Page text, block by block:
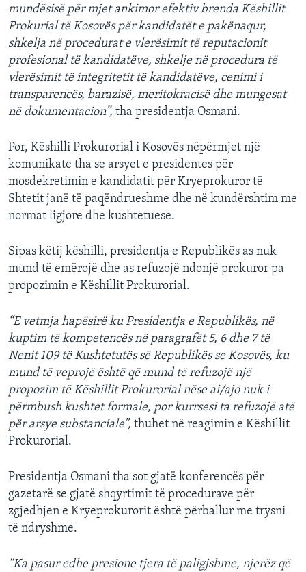
mundësisë për mjet ankimor efektiv brenda Këshillit
Prokurial të Kosovës për kandidatët e pakënaqur,
shkelja në procedurat e vlerësimit të reputacionit
profesional të kandidatëve, shkelje në procedura të
vlerësimit të integritetit të kandidatëve, cenimi i
transparencës, barazisë, meritokracisë dhe mungesat
në dokumentacion”, tha presidentja Osmani.
Por, Këshilli Prokurorial i Kosovës nëpërmjet një
komunikate tha se arsyet e presidentes për
mosdekretimin e kandidatit për Kryeprokuror të
Shtetit janë të paqëndrueshme dhe në kundërshtim me
normat ligjore dhe kushtetuese.
Sipas këtij këshilli, presidentja e Republikës as nuk
mund të emërojë dhe as refuzojë ndonjë prokuror pa
propozimin e Këshillit Prokurorial.
“E vetmja hapësirë ku Presidentja e Republikës, në
kuptim të kompetencës në paragrafët 5, 6 dhe 7 të
Nenit 109 të Kushtetutës së Republikës se Kosovës, ku
mund të veprojë është që mund të refuzojë një
propozim të Këshillit Prokurorial nëse ai/ajo nuk i
përmbush kushtet formale, por kurrsesi ta refuzojë atë
për arsye substanciale”, thuhet në reagimin e Këshillit
Prokurorial.
Presidentja Osmani tha sot gjatë konferencës për
gazetarë se gjatë shqyrtimit të procedurave për
zgjedhjen e Kryeprokurorit është përballur me trysni
të ndryshme.
“Ka pasur edhe presione tjera të paligjshme, njerëz që